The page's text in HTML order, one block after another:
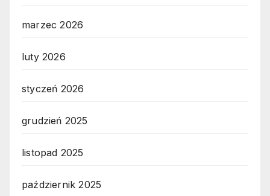
marzec 2026
luty 2026
styczeń 2026
grudzień 2025
listopad 2025
październik 2025